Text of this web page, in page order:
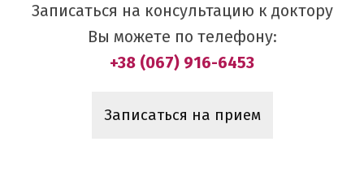
Записаться на консультацию к доктору
Вы можете по телефону:
+38 (067) 916-6453
Записаться на прием